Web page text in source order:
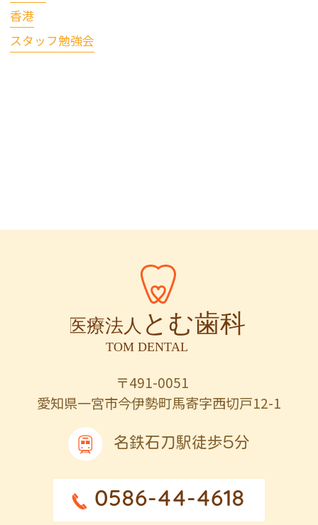
香港
スタッフ勉強会
〒491-0051
愛知県一宮市今伊勢町馬寄字西切戸12-1
名鉄石刀駅徒歩5分
0586-44-4618